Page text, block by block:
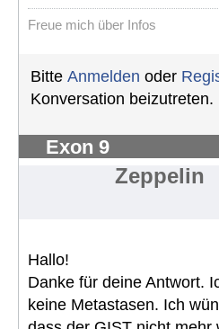
Freue mich über Infos
Bitte Anmelden oder
Konversation beizutreten.
Exon 9
Zeppelin
Hallo!
Danke für deine Antwort.
keine Metastasen. Ich